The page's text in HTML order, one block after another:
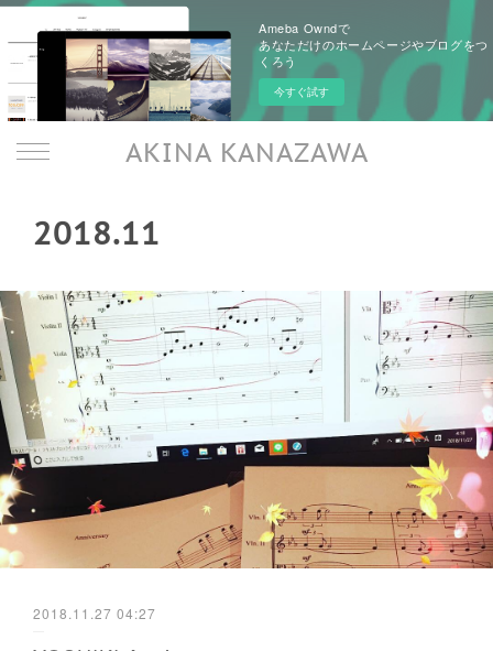
Ameba Owndで
あなただけのホームページやブログをつ
くろう
今すぐ試す
AKINA KANAZAWA
2018.11
2018.11.27 04:27